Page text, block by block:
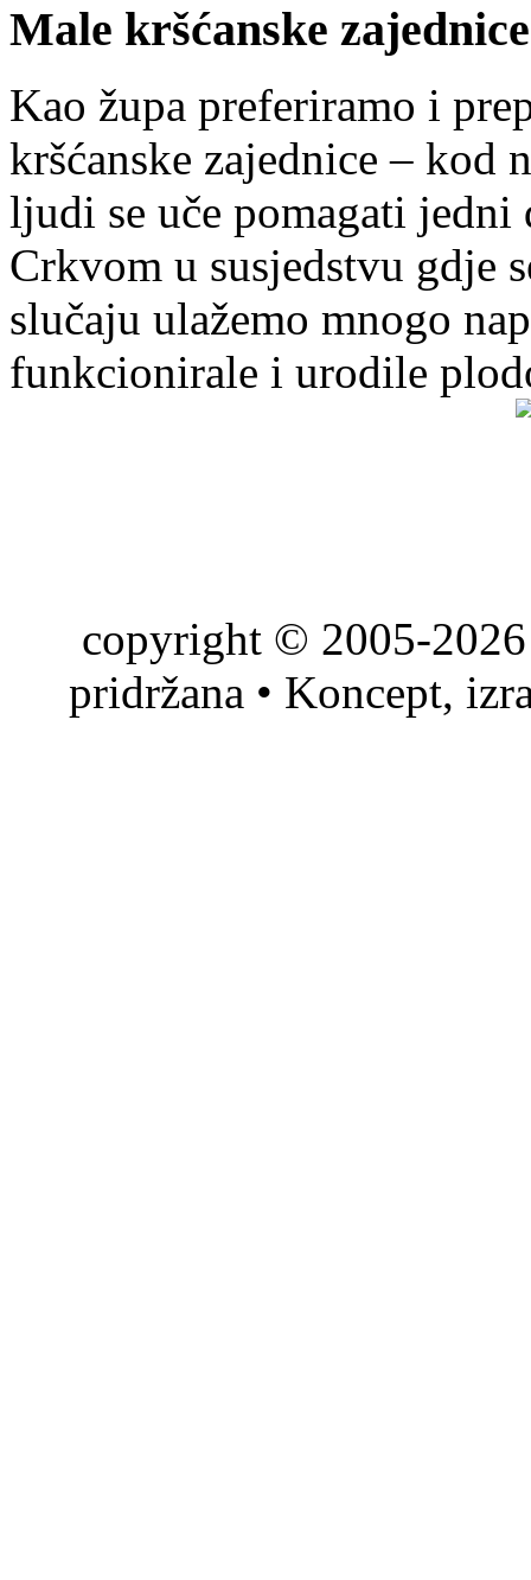
Male kršćanske zajednice
Kao župa preferiramo i
kršćanske zajednice – kod
ljudi se uče pomagati
Crkvom u susjedstvu gdje
slučaju ulažemo mnogo
funkcionirale i urodile
copyright © 2005-
pridržana • Koncept,